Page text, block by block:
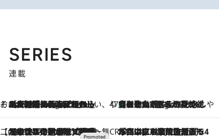
SERIES
連載
そおだよおこの関西おいしい、おやつ紀行4 Hours Ago
［大阪府箕面市］一皿一皿目の前で仕上げられる、料理を巧みに組み込んだアシェットデセールコース「ミチル アシェット デセール（Michiru assiette dessert）」 47都道府県の手みやげ ひんやりスイーツで夏を満喫
4 Hours Ago
【和歌山県】この夏絶対食べたい 冷やしておいしいおやつ3選 みかんがごろっと丸ごと入ったジュレ
【CREA×星野リゾート】唯一無二。癒しと発見が待つ場所へ
2026.8.7
【トンボの足水浴】ヒノキの香りに包まれて涼感マックス！約13℃の湧水かけ流しを避暑地「星野温泉 トンボの湯」で体験 CREA'S CHOICE
2026.8.7
「立川にも歌舞伎があるんだよ」 片岡仁左衛門・市川中車ら豪華座組みで4年目の立川立飛歌舞伎へ